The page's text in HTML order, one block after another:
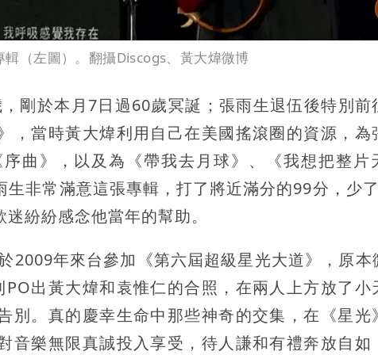
（左圖）。翻攝Discogs、黃大煒微博
剛於本月7日過60歲冥誕；張雨生退伍後特別前
，當時黃大煒利用自己在美國搖滾圈的資源，為
曲》，以及為《帶我去月球》、《我想把整片
非常滿意這張專輯，打了將近滿分的99分，少
紛紛感念他當年的幫助。
2009年來台參加《第六屆超級星光大道》，原本
出黃大煒和袁惟仁的合照，在兩人上方放了小
別。真的慶幸生命中那些神奇的交集，在《星光
音樂無限真誠投入享受，待人謙和有禮奔放自如